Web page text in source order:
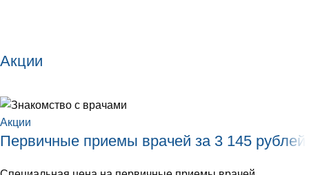
Акции
Акции
Первичные приемы врачей за 3 145 рублей